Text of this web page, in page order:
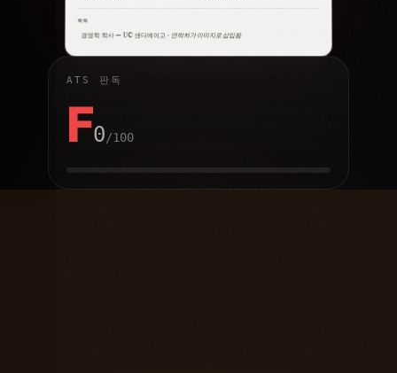
학력
경영학 학사 — UC 샌디에이고 · 연락처가 이미지로 삽입됨
ATS 판독
F0/100